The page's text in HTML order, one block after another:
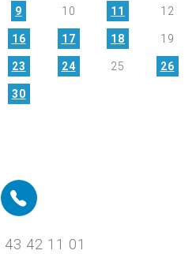
9 10 11 12
16 17 18 19
23 24 25 26
30
42 11 01